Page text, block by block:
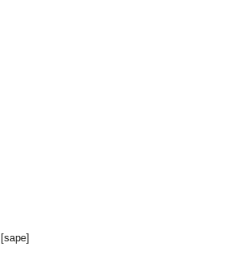
[sape]